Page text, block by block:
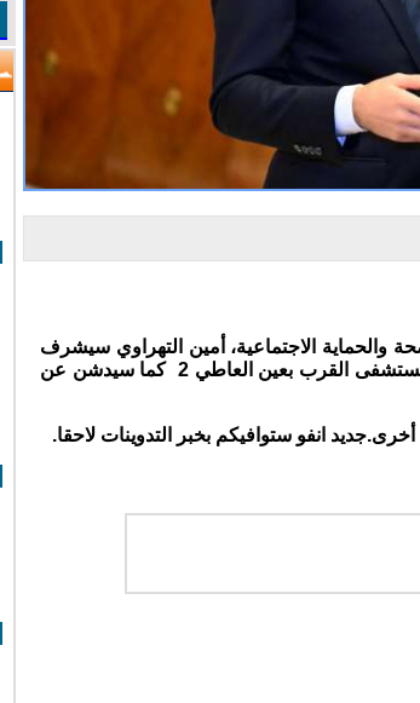
والحماية الاجتماعية، أمين التهراوي سيشرف
يوم غد الجمعة 25 يوليوز الجاري على تدشين مستشفى القرب بعين العاطي 2 كما سيدشن عن
انفو ستوافيكم بخبر التدوينات لاحقا.